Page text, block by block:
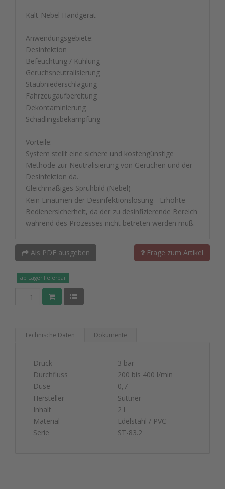
Kalt-Nebel Handgerät
Anwendungsgebiete:
Desinfektion
Befeuchtung / Kühlung
Geruchsneutralisierung
Staubniederschlagung
Fahrzeugaufbereitung
Dekontaminierung
Schädlingsbekämpfung
Vorteile:
System stellt eine sichere und kostengünstige
Methode zur Neutralisierung von Gerüchen und der
Desinfektion da.
Gleichmäßiges Sprühbild (Nebel)
Kein Einatmen der Desinfektionslösung - Erhöhte
Bedienersicherheit, da der zu desinfizierende Bereich
während des Prozesses nicht betreten werden muß.
Als PDF ausgeben Frage zum Artikel
ab Lager lieferbar
Technische Daten Dokumente
Druck
3 bar
Durchfluss
200 bis 400 l/min
Düse
0,7
Hersteller
Suttner
Inhalt
2 l
Material
Edelstahl / PVC
Serie
ST-83.2